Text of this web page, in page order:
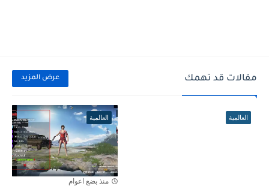
مقالات قد تهمك عرض المزيد
العالمية العالمية
منذ بضع اعوام